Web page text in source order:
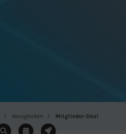
Neuigkeiten Mitglieder-Deal